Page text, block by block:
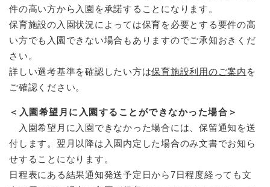
件の高い方から入園を承諾することになります。
保育施設の入園状況によっては保育を必要とする要件の高
い方でも入園できない場合もありますのでご承知おきくだ
さい。
詳しい選考基準を確認したい方は保育施設利用のご案内 を
ご確認ください。
＜入園希望月に入園することができなかった場合＞
入園希望月に入園できなかった場合には、保留通知を送
付します。翌月以降は入園内定した場合のみ文書でお知ら
せすることになります。
日程表にある結果通知発送予定日から7日程度経っても文